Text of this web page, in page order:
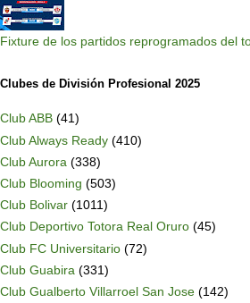
Fixture de los partidos reprogramados del
Clubes de División Profesional 2025
Club ABB (41)
Club Always Ready (410)
Club Aurora (338)
Club Blooming (503)
Club Bolivar (1011)
Club Deportivo Totora Real Oruro (45)
Club FC Universitario (72)
Club Guabira (331)
Club Gualberto Villarroel San Jose (142)